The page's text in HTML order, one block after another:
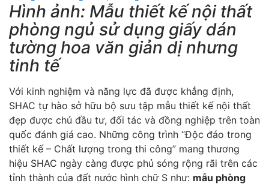
Hình ảnh: Mẫu thiết kế nội thất
phòng ngủ sử dụng giấy dán
tường hoa văn giản dị nhưng
tinh tế
Với kinh nghiệm và năng lực đã được khẳng định,
SHAC tự hào sở hữu bộ sưu tập mẫu thiết kế nội thất
đẹp được chủ đầu tư, đối tác và đồng nghiệp trên toàn
quốc đánh giá cao. Những công trình “Độc đáo trong
thiết kế – Chất lượng trong thi công” mang thương
hiệu SHAC ngày càng được phủ sóng rộng rãi trên các
tỉnh thành của đất nước hình chữ S như: mẫu phòng